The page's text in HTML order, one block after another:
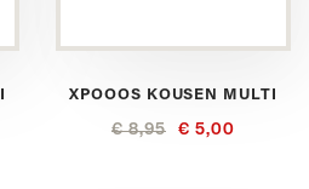
XPOOOS KOUSEN MULTI
€ 8,95 € 5,00